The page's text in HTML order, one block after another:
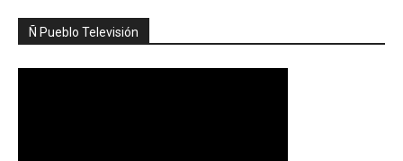
Ñ Pueblo Televisión